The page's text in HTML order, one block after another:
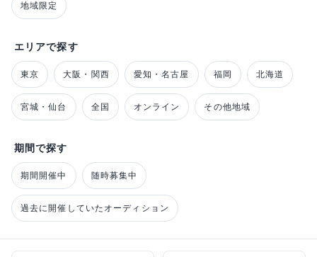
地域限定
エリアで探す
東京 大阪・関西 愛知・名古屋 福岡 北海道
宮城・仙台 全国 オンライン その他地域
期間で探す
期間開催中 随時募集中
過去に開催していたオーディション